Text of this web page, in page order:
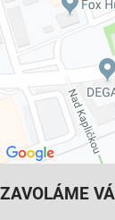
ZAVOLÁME